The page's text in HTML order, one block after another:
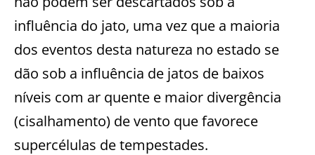
influência do jato, uma vez que a maioria
dos eventos desta natureza no estado se
dão sob a influência de jatos de baixos
níveis com ar quente e maior divergência
(cisalhamento) de vento que favorece
supercélulas de tempestades.